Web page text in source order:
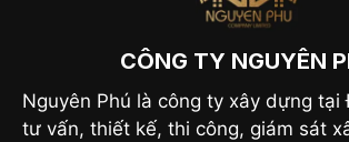
CÔNG TY NGUYÊN
Nguyên Phú là công ty xây dựng tại
tư vấn, thiết kế, thi công, giám sát